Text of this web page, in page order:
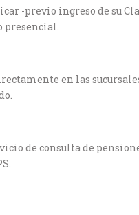
-previo ingreso de su
presencial.
en las
de consulta de